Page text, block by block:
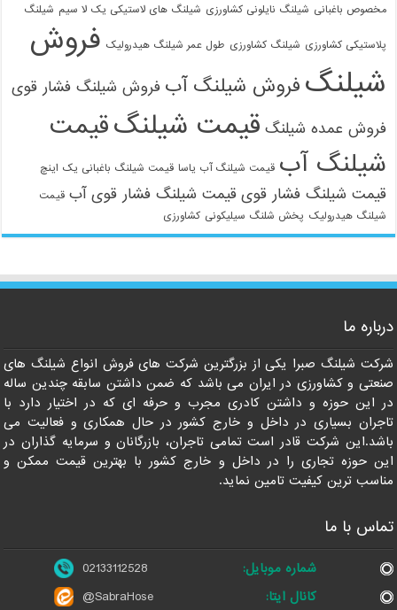
مخصوص باغبانی شیلنگ نایلونی کشاورزی شیلنگ های لاستیکی یک لا سیم شیلنگ
پلاستیکی کشاورزی شیلنگ کشاورزی طول عمر شیلنگ هیدرولیک فروش
شیلنگ فروش شیلنگ آب فروش شیلنگ فشار قوی
فروش عمده شیلنگ قیمت شیلنگقیمت
شیلنگ آب قیمت شیلنگ آب یاسا قیمت شیلنگ باغبانی یک اینچ
قیمت شیلنگ فشار قوی قیمت شیلنگ فشار قوی آب قیمت
شیلنگ هیدرولیک پخش شلنگ سیلیکونی کشاورزی
درباره ما
شرکت شیلنگ صبرا یکی از بزرگترین شرکت های فروش انواع شیلنگ های
صنعتی و کشاورزی در ایران می باشد که ضمن داشتن سابقه چندین ساله
در این حوزه و داشتن کادری مجرب و حرفه ای که در اختیار دارد با
تاجران بسیاری در داخل و خارج کشور در حال همکاری و فعالیت می
باشد.این شرکت قادر است تمامی تاجران، بازرگانان و سرمایه گذاران در
این حوزه تجاری را در داخل و خارج کشور با بهترین قیمت ممکن و
مناسب ترین کیفیت تامین نماید.
تماس با ما
شماره موبایل:
02133112528
کانال ایتا:
@SabraHose